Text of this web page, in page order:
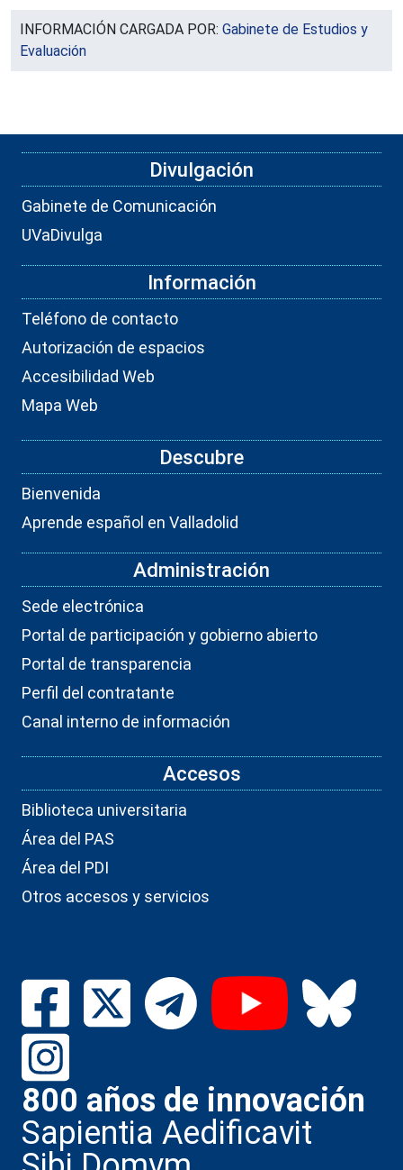
INFORMACIÓN CARGADA POR: Gabinete de Estudios y
Evaluación
Divulgación
Gabinete de Comunicación
UVaDivulga
Información
Teléfono de contacto
Autorización de espacios
Accesibilidad Web
Mapa Web
Descubre
Bienvenida
Aprende español en Valladolid
Administración
Sede electrónica
Portal de participación y gobierno abierto
Portal de transparencia
Perfil del contratante
Canal interno de información
Accesos
Biblioteca universitaria
Área del PAS
Área del PDI
Otros accesos y servicios
800 años de innovación
Sapientia Aedificavit